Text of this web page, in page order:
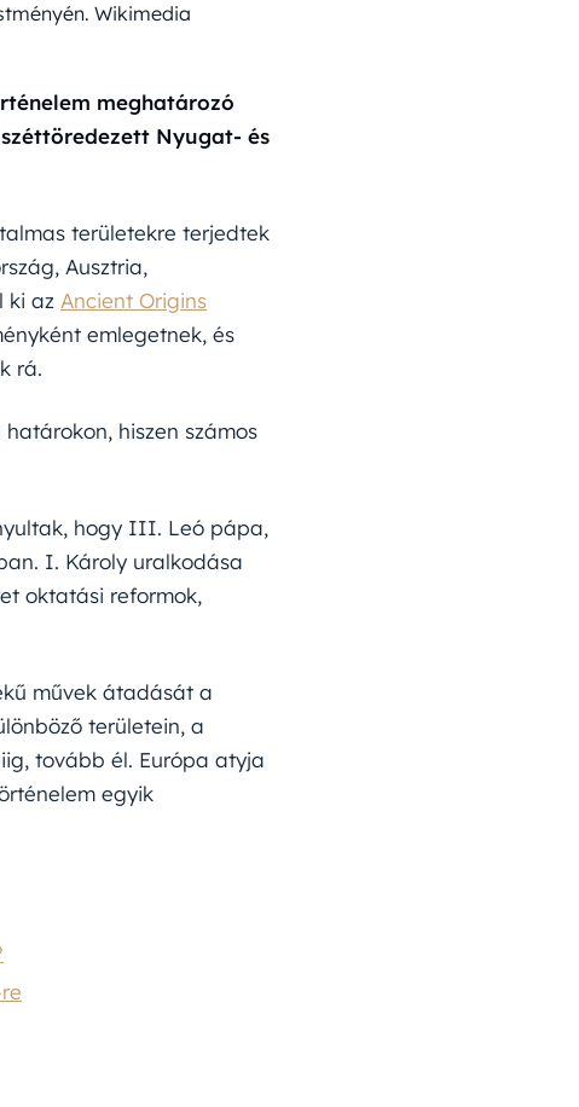
Wikimedia
meghatározó
Nyugat- és
területekre terjedtek
Ausztria,
ki az Ancient Origins
emlegetnek, és
rá.
hiszen számos
hogy III. Leó pápa,
I. Károly uralkodása
oktatási reformok,
művek átadását a
területein, a
tovább él. Európa atyja
egyik